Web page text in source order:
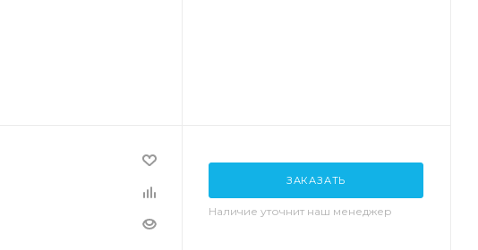
ЗАКАЗАТЬ
Наличие уточнит наш менеджер